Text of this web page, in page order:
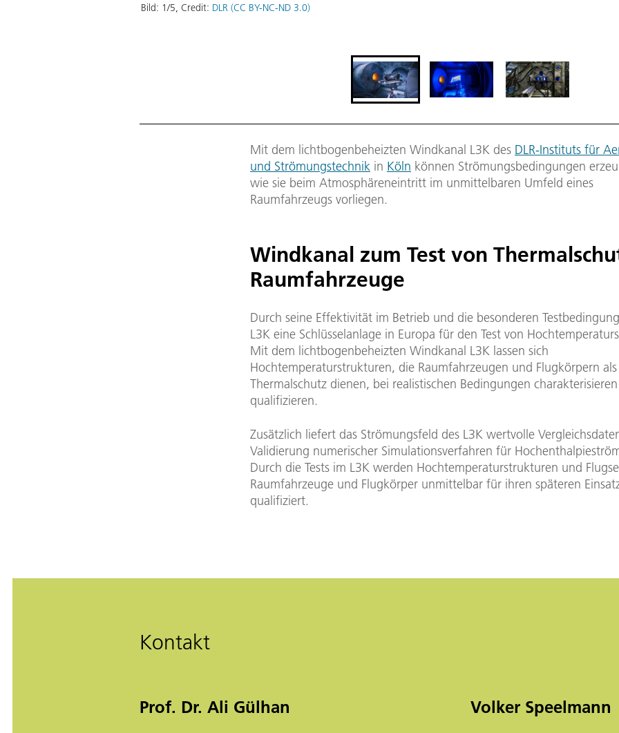
Bild: 1/5, Credit: DLR (CC BY-NC-ND 3.0)
Mit dem lichtbogenbeheizten Windkanal L3K des DLR-Instituts für
und Strömungstechnik in Köln können Strömungsbedingungen
wie sie beim Atmosphäreneintritt im unmittelbaren Umfeld eines
Raumfahrzeugs vorliegen.
Windkanal zum Test von
Raumfahrzeuge
Durch seine Effektivität im Betrieb und die besonderen
L3K eine Schlüsselanlage in Europa für den Test von
Mit dem lichtbogenbeheizten Windkanal L3K lassen sich
Hochtemperaturstrukturen, die Raumfahrzeugen und Flugkörpern als
Thermalschutz dienen, bei realistischen Bedingungen
qualifizieren.
Zusätzlich liefert das Strömungsfeld des L3K wertvolle
Validierung numerischer Simulationsverfahren für
Durch die Tests im L3K werden Hochtemperaturstrukturen und
Raumfahrzeuge und Flugkörper unmittelbar für ihren späteren
qualifiziert.
Kontakt
Prof. Dr. Ali Gülhan Volker Speelmann